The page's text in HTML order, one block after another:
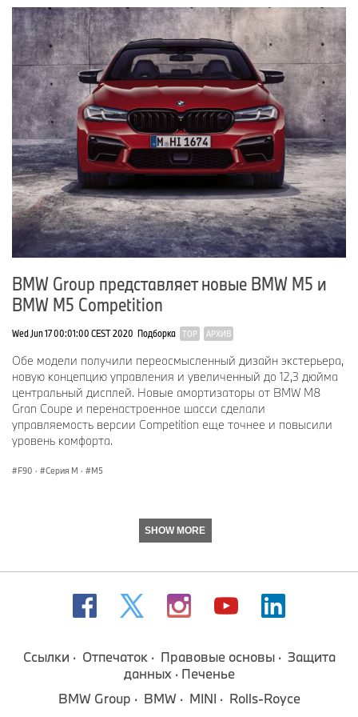
BMW Group представляет новые BMW M5 и
BMW M5 Competition
Wed Jun 17 00:01:00 CEST 2020 Подборка TOP АРХИВ
Обе модели получили переосмысленный дизайн экстерьера,
новую концепцию управления и увеличенный до 12,3 дюйма
центральный дисплей. Новые амортизаторы от BMW M8
Gran Coupe и перенастроенное шасси сделали
управляемость версии Competition еще точнее и повысили
уровень комфорта.
F90 · Серия M · M5
SHOW MORE
Ссылки Отпечаток Правовые основы
Защита
данных
Печенье
BMW Group
BMW MINI Rolls-Royce